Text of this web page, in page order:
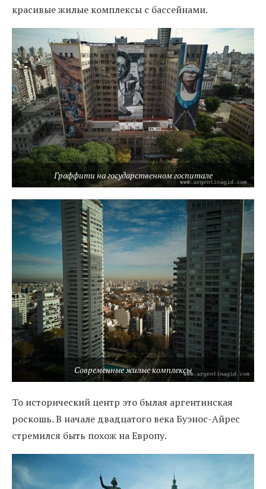
красивые жилые комплексы с бассейнами.
Граффити на государственном госпитале
Современные жилые комплексы
То исторический центр это былая аргентинская
роскошь. В начале двадцатого века Буэнос-Айрес
стремился быть похож на Европу.